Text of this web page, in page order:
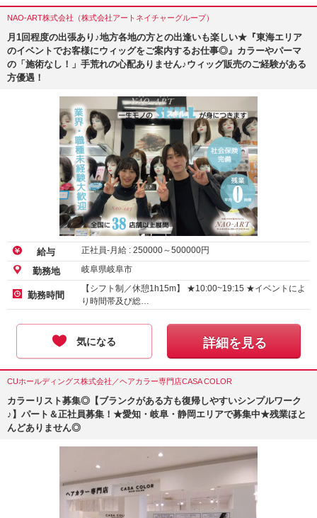
NAO-ART株式会社（株式会社アートネイチャーグループ）
月1回程度の出張あり♪地方各地の方との出逢いも楽しい★『東海エリア
のイベントでお客様にウィッグをご案内するお仕事◎』カラーやパーマ
の「施術なし！」手荒れの心配ありません♪ウィッグ販売のご経験がある
方優遇！
給与 正社員-月給 : 250000～500000円
勤務地 岐阜県岐阜市
勤務時間
【シフト制／休憩1h15m】 ★10:00~19:15 ★イベントによ
り時間帯及び総…
気になる 詳細を見る
CUホールディングス株式会社／ヘアカラー専門店CASA COLOR
カラーリスト募集◎【ブランクがある方も復帰しやすいシンプルワーク
♪】パート＆正社員募集！★愛知・岐阜・静岡エリアで募集中★残業ほと
んどありません◎